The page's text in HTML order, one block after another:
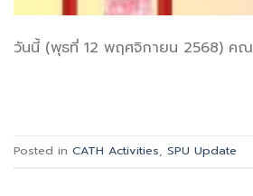
วันนี้ (พุธที่ 12 พฤศจิกายน 2568) คณ
Posted in CATH Activities, SPU Update